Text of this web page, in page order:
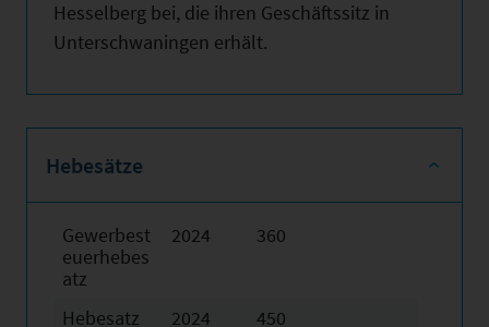
Hesselberg bei, die ihren Geschäftssitz in
Unterschwaningen erhält.
Hebesätze
Gewerbest
euerhebes
atz
2024 360
Hebesatz
2024 450